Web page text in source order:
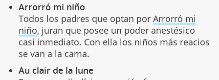
Arrorró mi niño
Todos los padres que optan por Arrorró mi
niño, juran que posee un poder anestésico
casi inmediato. Con ella los niños más reacios
se van a la cama.
Au clair de la lune